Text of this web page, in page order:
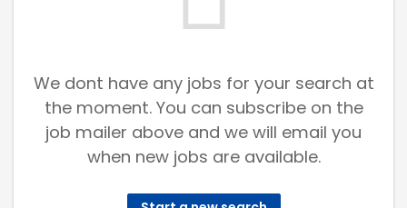
We dont have any jobs for your search at
the moment. You can subscribe on the
job mailer above and we will email you
when new jobs are available.